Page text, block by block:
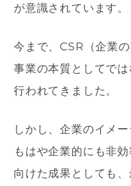
が意識されています。
今まで、CSR（企業
事業の本質としてで
行われてきました。
しかし、企業のイメ
もはや企業的にも非
向けた成果としても